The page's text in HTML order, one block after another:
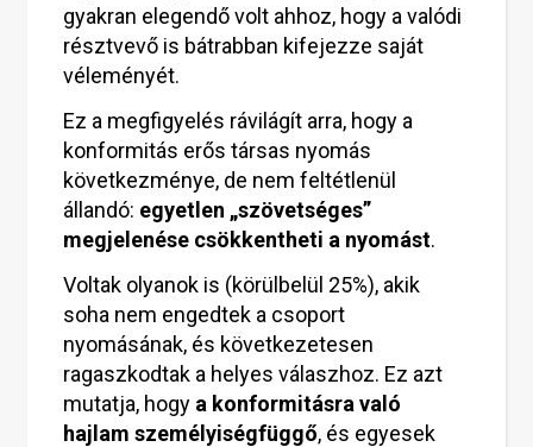
gyakran elegendő volt ahhoz, hogy a valódi
résztvevő is bátrabban kifejezze saját
véleményét.
Ez a megfigyelés rávilágít arra, hogy a
konformitás erős társas nyomás
következménye, de nem feltétlenül
állandó: egyetlen „szövetséges”
megjelenése csökkentheti a nyomást.
Voltak olyanok is (körülbelül 25%), akik
soha nem engedtek a csoport
nyomásának, és következetesen
ragaszkodtak a helyes válaszhoz. Ez azt
mutatja, hogy a konformitásra való
hajlam személyiségfüggő, és egyesek